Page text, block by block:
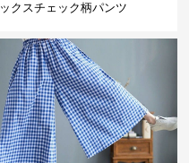
ックスチェック柄パンツ